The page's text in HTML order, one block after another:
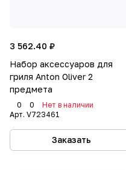
3 562.40 ₽
Набор аксессуаров для
гриля Anton Oliver 2
предмета
0 0
Нет в наличии
Арт. V723461
Заказать